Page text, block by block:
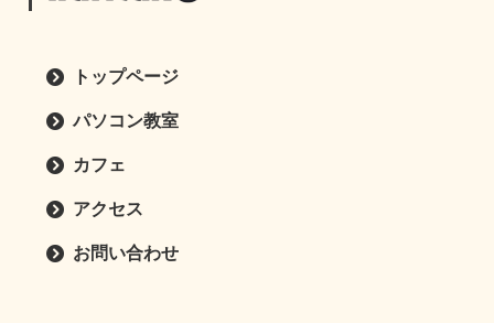
トップページ
パソコン教室
カフェ
アクセス
お問い合わせ